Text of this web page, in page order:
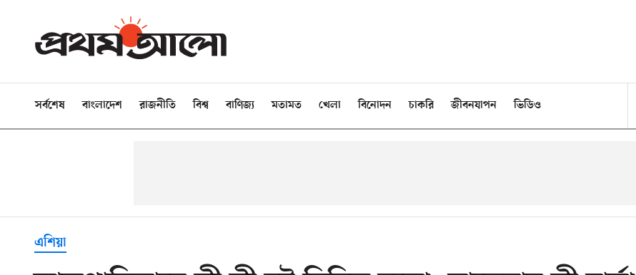
সর্বশেষ বাংলাদেশ রাজনীতি বিশ্ব বাণিজ্য মতামত খেলা বিনোদন চাকরি জীবনযাপন ভিডিও
এশিয়া